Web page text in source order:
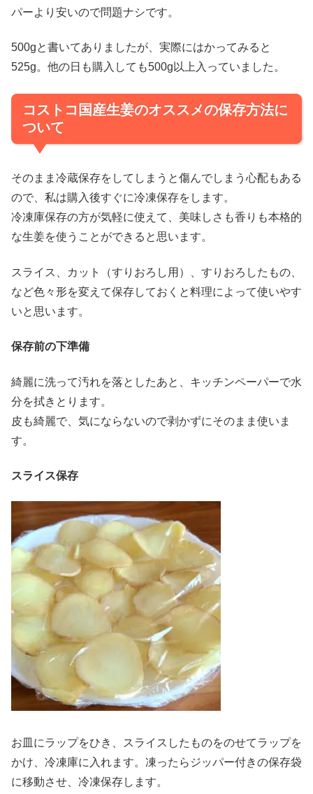
パーより安いので問題ナシです。
500gと書いてありましたが、実際にはかってみると
525g。他の日も購入しても500g以上入っていました。
コストコ国産生姜のオススメの保存方法に
ついて
そのまま冷蔵保存をしてしまうと傷んでしまう心配もある
ので、私は購入後すぐに冷凍保存をします。
冷凍庫保存の方が気軽に使えて、美味しさも香りも本格的
な生姜を使うことができると思います。
スライス、カット（すりおろし用）、すりおろしたもの、
など色々形を変えて保存しておくと料理によって使いやす
いと思います。
保存前の下準備
綺麗に洗って汚れを落としたあと、キッチンペーパーで水
分を拭きとります。
皮も綺麗で、気にならないので剥かずにそのまま使いま
す。
スライス保存
お皿にラップをひき、スライスしたものをのせてラップを
かけ、冷凍庫に入れます。凍ったらジッパー付きの保存袋
に移動させ、冷凍保存します。